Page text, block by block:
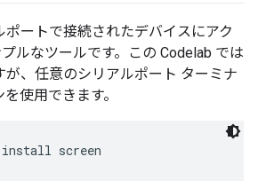
ポートで接続されたデバイスにアク
ルなツールです。この Codelab では
が、任意のシリアルポート ターミナ
使用できます。